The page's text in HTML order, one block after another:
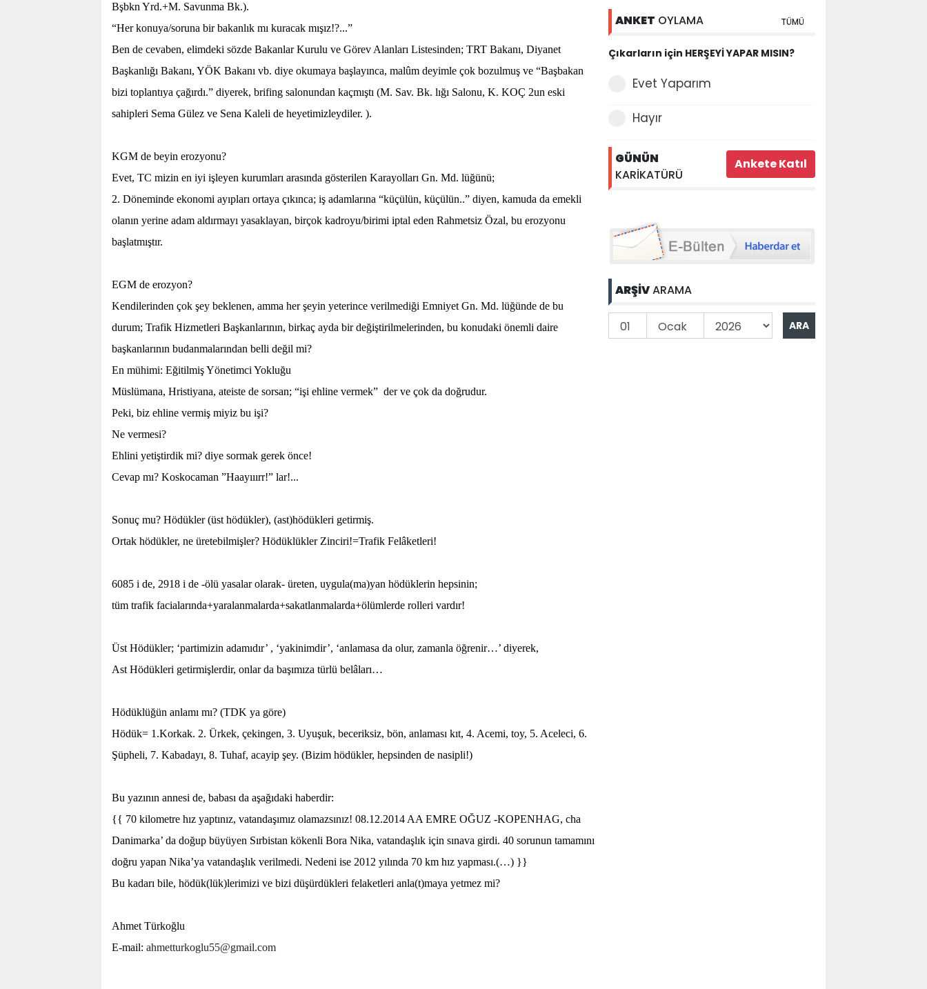
Bşbkn Yrd.+M. Savunma Bk.).
“Her konuya/soruna bir bakanlık mı kuracak mışız!?...”
Ben de cevaben, elimdeki sözde Bakanlar Kurulu ve Görev Alanları Listesinden; TRT Bakanı, Diyanet
Başkanlığı Bakanı, YÖK Bakanı vb. diye okumaya başlayınca, malûm deyimle çok bozulmuş ve “Başbakan
bizi toplantıya çağırdı.” diyerek, brifing salonundan kaçmıştı (M. Sav. Bk. lığı Salonu, K. KOÇ 2un eski
sahipleri Sema Gülez ve Sena Kaleli de heyetimizleydiler. ).
KGM de beyin erozyonu?
Evet, TC mizin en iyi işleyen kurumları arasında gösterilen Karayolları Gn. Md. lüğünü;
2. Döneminde ekonomi ayıpları ortaya çıkınca; iş adamlarına “küçülün, küçülün..” diyen, kamuda da emekli
olanın yerine adam aldırmayı yasaklayan, birçok kadroyu/birimi iptal eden Rahmetsiz Özal, bu erozyonu
başlatmıştır.
EGM de erozyon?
Kendilerinden çok şey beklenen, amma her şeyin yeterince verilmediği Emniyet Gn. Md. lüğünde de bu
durum; Trafik Hizmetleri Başkanlarının, birkaç ayda bir değiştirilmelerinden, bu konudaki önemli daire
başkanlarının budanmalarından belli değil mi?
En mühimi: Eğitilmiş Yönetimci Yokluğu
Müslümana, Hristiyana, ateiste de sorsan; “işi ehline vermek” der ve çok da doğrudur.
Peki, biz ehline vermiş miyiz bu işi?
Ne vermesi?
Ehlini yetiştirdik mi? diye sormak gerek önce!
Cevap mı? Koskocaman ”Haayııırr!” lar!...
Sonuç mu? Hödükler (üst hödükler), (ast)hödükleri getirmiş.
Ortak hödükler, ne üretebilmişler? Hödüklükler Zinciri!=Trafik Felâketleri!
6085 i de, 2918 i de -ölü yasalar olarak- üreten, uygula(ma)yan hödüklerin hepsinin;
tüm trafik facialarında+yaralanmalarda+sakatlanmalarda+ölümlerde rolleri vardır!
Üst Hödükler; ‘partimizin adamıdır’ , ‘yakinimdir’, ‘anlamasa da olur, zamanla öğrenir…’ diyerek,
Ast Hödükleri getirmişlerdir, onlar da başımıza türlü belâları…
Hödüklüğün anlamı mı? (TDK ya göre)
Hödük= 1.Korkak. 2. Ürkek, çekingen, 3. Uyuşuk, beceriksiz, bön, anlaması kıt, 4. Acemi, toy, 5. Aceleci, 6.
Şüpheli, 7. Kabadayı, 8. Tuhaf, acayip şey. (Bizim hödükler, hepsinden de nasipli!)
Bu yazının annesi de, babası da aşağıdaki haberdir:
{{ 70 kilometre hız yaptınız, vatandaşımız olamazsınız! 08.12.2014 AA EMRE OĞUZ -KOPENHAG, cha
Danimarka’ da doğup büyüyen Sırbistan kökenli Bora Nika, vatandaşlık için sınava girdi. 40 sorunun tamamını
doğru yapan Nika’ya vatandaşlık verilmedi. Nedeni ise 2012 yılında 70 km hız yapması.(…) }}
Bu kadarı bile, hödük(lük)lerimizi ve bizi düşürdükleri felaketleri anla(t)maya yetmez mi?
Ahmet Türkoğlu
E-mail: ahmetturkoglu55@gmail.com
ANKET OYLAMA TÜMÜ
Çıkarların için HERŞEYİ YAPAR MISIN?
Evet Yaparım
Hayır
GÜNÜN
KARİKATÜRÜ
ARŞİVARAMA